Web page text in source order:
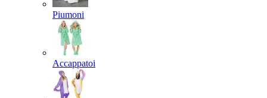
Piumoni
Accappatoi